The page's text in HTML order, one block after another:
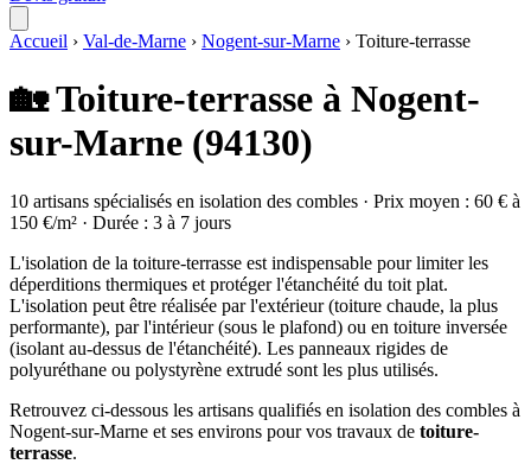
Accueil › Val-de-Marne › Nogent-sur-Marne › Toiture-terrasse
🏡 Toiture-terrasse à Nogent-
sur-Marne (94130)
10 artisans spécialisés en isolation des combles · Prix moyen : 60 € à
150 €/m² · Durée : 3 à 7 jours
L'isolation de la toiture-terrasse est indispensable pour limiter les
déperditions thermiques et protéger l'étanchéité du toit plat.
L'isolation peut être réalisée par l'extérieur (toiture chaude, la plus
performante), par l'intérieur (sous le plafond) ou en toiture inversée
(isolant au-dessus de l'étanchéité). Les panneaux rigides de
polyuréthane ou polystyrène extrudé sont les plus utilisés.
Retrouvez ci-dessous les artisans qualifiés en isolation des combles à
Nogent-sur-Marne et ses environs pour vos travaux de toiture-
terrasse.